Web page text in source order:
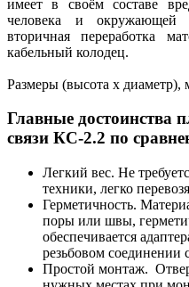
имеет в своём составе
человека и окружающей
вторичная переработка
кабельный колодец.
Размеры (высота х
Главные достоинства
связи КС-2.2 по
Легкий вес. Не
техники, легко
Герметичность.
поры или швы,
обеспечивается
резьбовом соединении
Простой монтаж.